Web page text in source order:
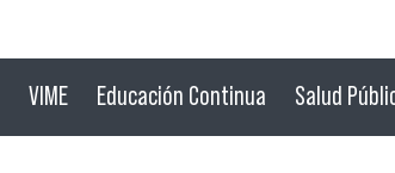
VIME Educación Continua Salud